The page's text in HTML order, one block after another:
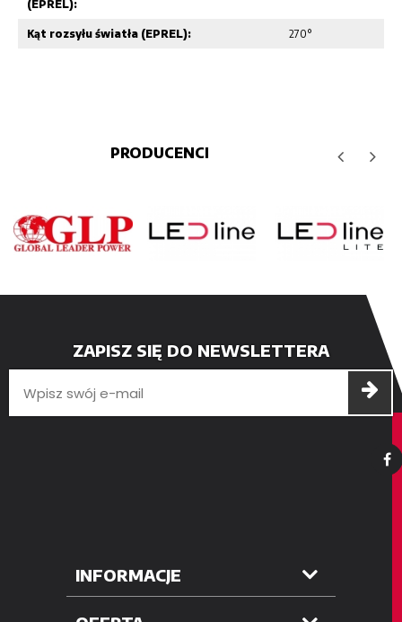
(EPREL):
Kąt rozsyłu światła (EPREL): 270°
PRODUCENCI
ZAPISZ SIĘ DO NEWSLETTERA
INFORMACJE